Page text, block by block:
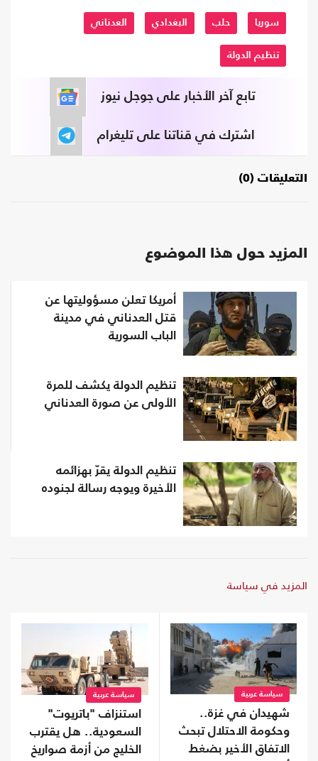
سوريا حلب البغدادي العدناني
تنظيم الدولة
تابع آخر الأخبار على جوجل نيوز
اشترك في قناتنا على تليغرام
التعليقات (0)
المزيد حول هذا الموضوع
أمريكا تعلن مسؤوليتها عن
قتل العدناني في مدينة
الباب السورية
تنظيم الدولة يكشف للمرة
الأولى عن صورة العدناني
تنظيم الدولة يقرّ بهزائمه
الأخيرة ويوجه رسالة لجنوده
المزيد في سياسة
سياسة عربية
شهيدان في غزة..
وحكومة الاحتلال تبحث
الاتفاق الأخير بضغط
سياسة عربية
استنزاف "باتريوت"
السعودية.. هل يقترب
الخليج من أزمة صواريخ